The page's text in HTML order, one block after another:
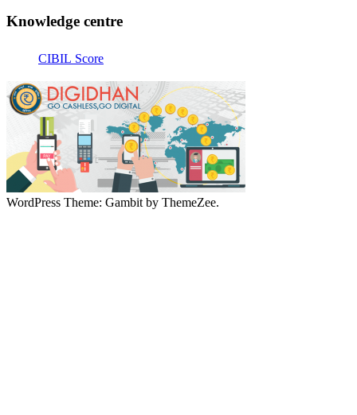
Knowledge centre
CIBIL Score
WordPress Theme: Gambit by ThemeZee.